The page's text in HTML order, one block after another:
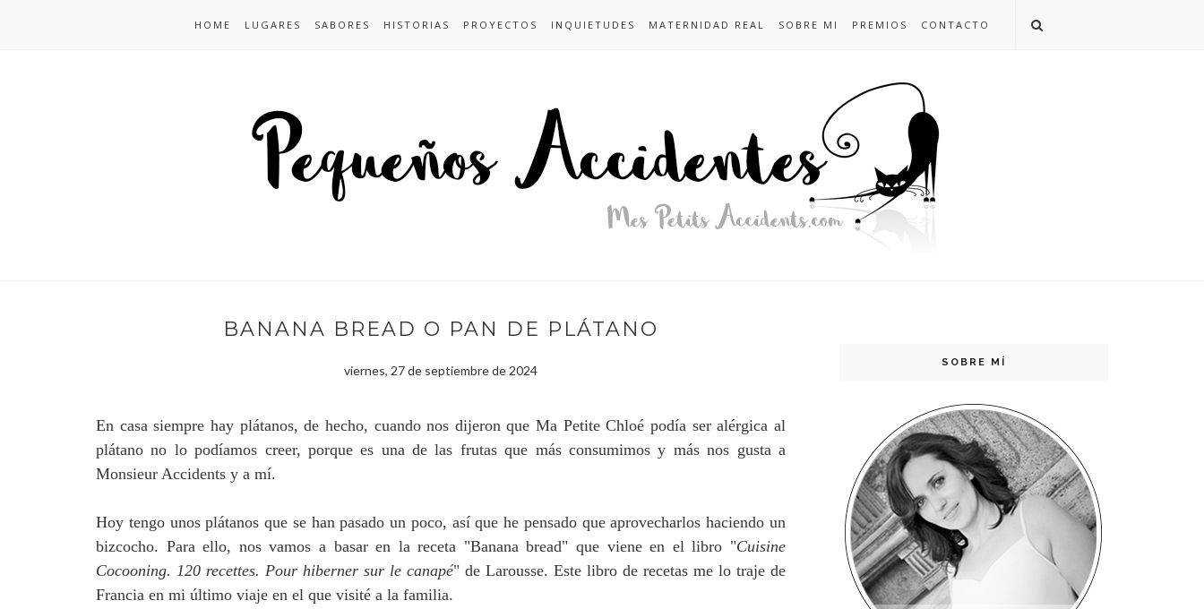
HOME LUGARES SABORES HISTORIAS PROYECTOS INQUIETUDES MATERNIDAD REAL SOBRE MI PREMIOS CONTACTO
BANANA BREAD O PAN DE PLÁTANO
viernes, 27 de septiembre de 2024
En casa siempre hay plátanos, de hecho, cuando nos dijeron que Ma Petite Chloé podía ser alérgica al
plátano no lo podíamos creer, porque es una de las frutas que más consumimos y más nos gusta a
Monsieur Accidents y a mí.
Hoy tengo unos plátanos que se han pasado un poco, así que he pensado que aprovecharlos haciendo un
bizcocho. Para ello, nos vamos a basar en la receta "Banana bread" que viene en el libro "Cuisine
Cocooning. 120 recettes. Pour hiberner sur le canapé" de Larousse. Este libro de recetas me lo traje de
Francia en mi último viaje en el que visité a la familia.
SOBRE MÍ